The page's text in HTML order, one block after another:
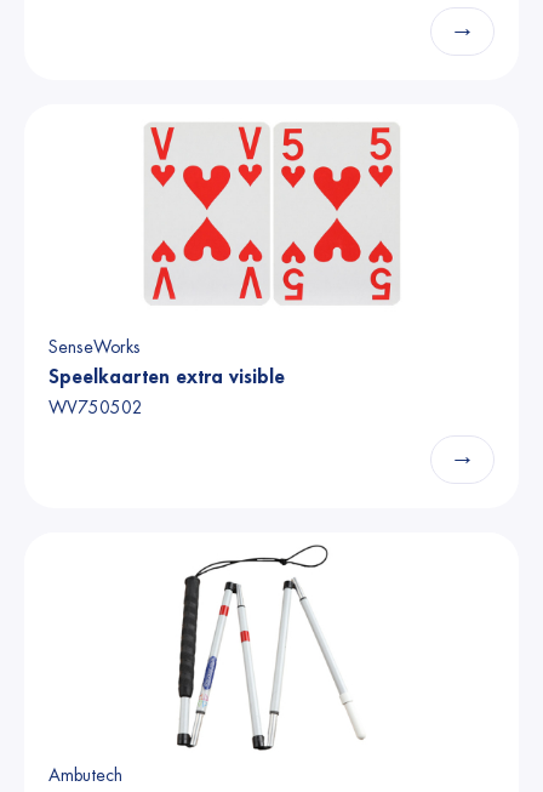
→
SenseWorks
Speelkaarten extra visible
WV750502
→
Ambutech